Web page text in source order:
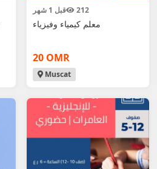
قبل 1 شهر 212
معلم كيمياء وفيزياء
20 OMR
Muscat